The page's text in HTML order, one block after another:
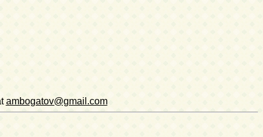
ambogatov@gmail.com